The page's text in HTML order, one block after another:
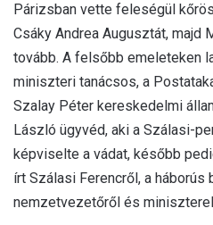
Párizsban vette feleségül
Csáky Andrea Augusztát, majd
tovább. A felsőbb emeleteken
miniszteri tanácsos, a
Szalay Péter kereskedelmi
László ügyvéd, aki a Szálasi-
képviselte a vádat, később
írt Szálasi Ferencről, a
nemzetvezetőről és